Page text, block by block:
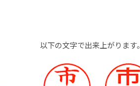
以下の文字で出来上がります。